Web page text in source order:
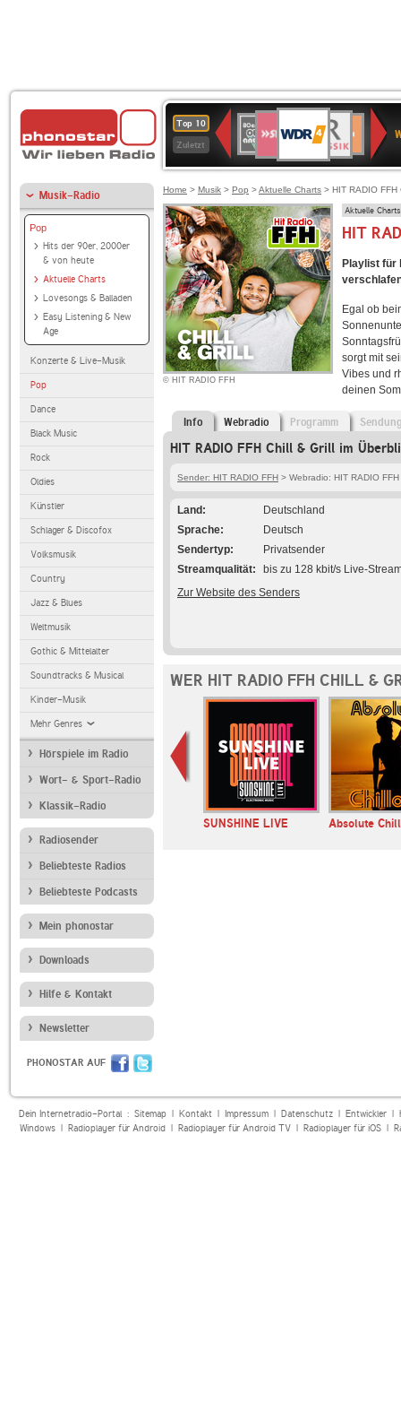
Top 10
Zuletzt
Deutschlandfunk
80er
90er
OLDIE
ANTENNE
4
KLASSIK
Kultur
Kultur
2
Musik-Radio
Pop
Hits der 90er, 2000er
& von heute
Aktuelle Charts
Lovesongs & Balladen
Easy Listening & New
Age
Konzerte & Live-Musik
Pop
Dance
Black Music
Rock
Oldies
Künstler
Schlager & Discofox
Volksmusik
Country
Jazz & Blues
Weltmusik
Gothic & Mittelalter
Soundtracks & Musical
Kinder-Musik
Mehr Genres
Hörspiele im Radio
Wort- & Sport-Radio
Klassik-Radio
Radiosender
Beliebteste Radios
Beliebteste Podcasts
Mein phonostar
Downloads
Hilfe & Kontakt
Newsletter
PHONOSTAR AUF
Home > Musik > Pop >Aktuelle Charts > HIT RADIO FFH
© HIT RADIO FFH
Aktuelle Charts
HIT
Playlist für
Egal ob
sorgt mit
Vibes und
deinen
Info Webradio Programm
HIT RADIO FFH Chill & Grill im
Sender: HIT RADIO FFH > Webradio: HIT RADIO FFH
Land
Deutschland
Sprache
Deutsch
Sendertyp
Privatsender
Streamqualität
bis zu 128 kbit/s Live-
Zur Website des Senders
WER HIT RADIO FFH CHILL &
SUNSHINE LIVE Absolute
Dein Internetradio-Portal : Sitemap| Kontakt| Impressum| Datenschutz| Entwickler|
Windows| Radioplayer für Android| Radioplayer für Android TV| Radioplayer für iOS|